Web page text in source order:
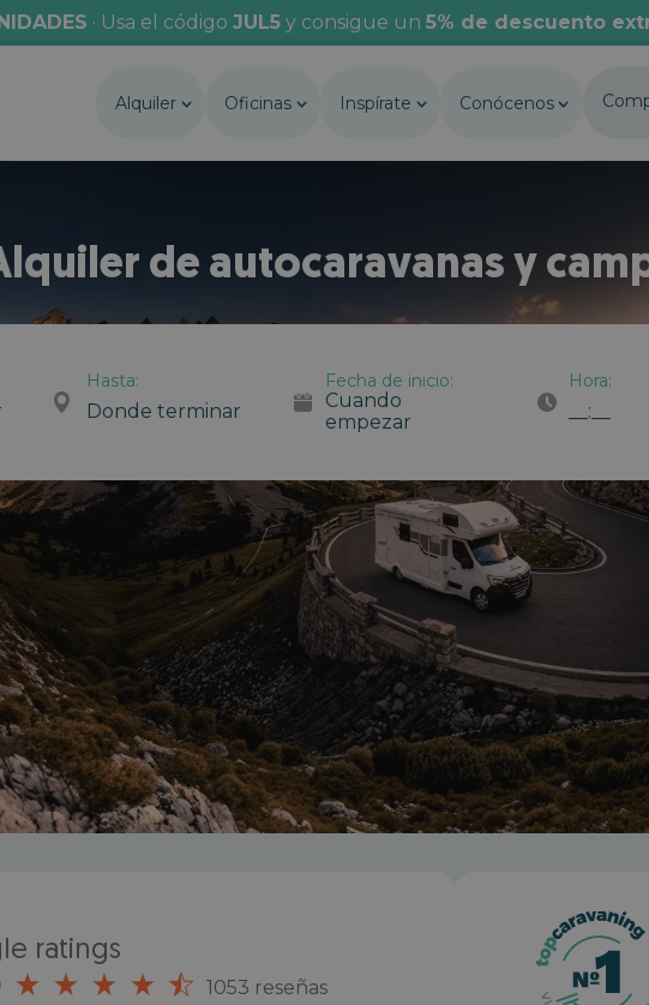
· Usa el código JUL5y consigue un 5% de descuento
Alquiler Oficinas Inspírate Conócenos
de autocaravanas y
Hasta:
Donde terminar
Fecha de inicio:
Cuando
empezar
Hora:
__:__
ratings
1053 reseñas